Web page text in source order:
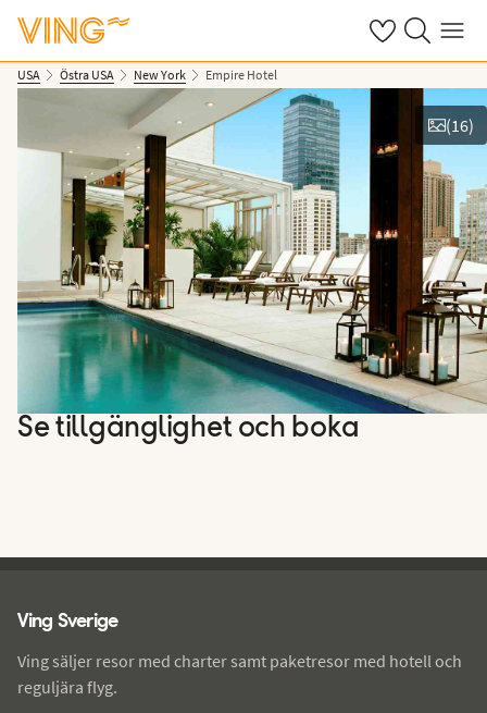
Se dinaSök på ving.se
Meny
USA Östra USA New York Empire Hotel
Se bilder
(16)
Se tillgänglighet och boka
Ving Sverige
Ving säljer resor med charter samt paketresor med hotell och
reguljära flyg.